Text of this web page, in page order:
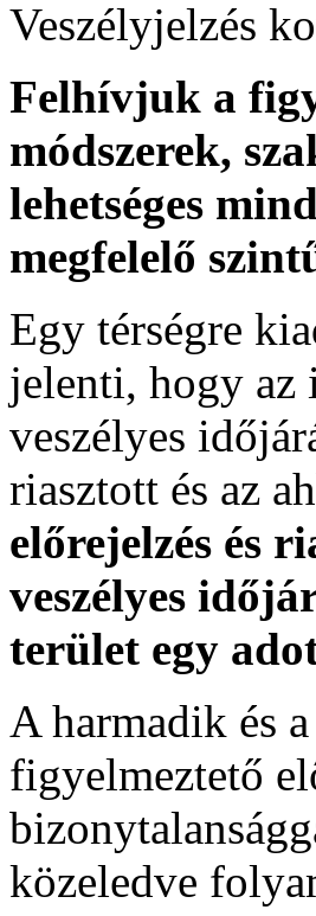
Veszélyjelzés
Felhívjuk a
módszerek,
lehetséges
megfelelő
Egy térségre
jelenti, hogy az
veszélyes
riasztott és az
előrejelzés és
veszélyes
terület egy
A harmadik és
figyelmeztető
közeledve